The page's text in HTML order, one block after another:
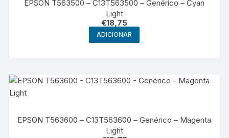
EPSON T563500 – C13T563500 – Genérico – Cyan
Light
€18,75
ADICIONAR
EPSON T563600 – C13T563600 – Genérico – Magenta
Light